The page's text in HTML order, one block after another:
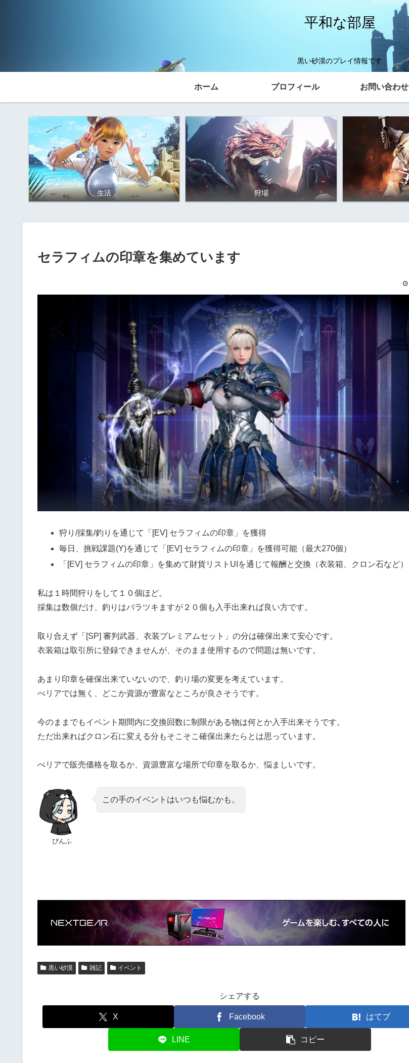
平和な部屋
黒い砂漠のプレイ情報です
ホーム プロフィール お問い合わせ
生活 狩場
セラフィムの印章を集めています
狩り/採集/釣りを通じて「[EV] セラフィムの印章」を獲得
毎日、挑戦課題(Y)を通じて「[EV] セラフィムの印章」を獲得可能（最大270個）
「[EV] セラフィムの印章」を集めて財貨リストUIを通じて報酬と交換（衣装箱、クロン石など）
私は１時間狩りをして１０個ほど。
採集は数個だけ、釣りはバラツキますが２０個も入手出来れば良い方です。
取り合えず「[SP] 審判武器、衣装プレミアムセット」の分は確保出来て安心です。
衣装箱は取引所に登録できませんが、そのまま使用するので問題は無いです。
あまり印章を確保出来ていないので、釣り場の変更を考えています。
べリアでは無く、どこか資源が豊富なところが良さそうです。
今のままでもイベント期間内に交換回数に制限がある物は何とか入手出来そうです。
ただ出来ればクロン石に変える分もそこそこ確保出来たらとは思っています。
べリアで販売価格を取るか、資源豊富な場所で印章を取るか、悩ましいです。
ぴんふ
この手のイベントはいつも悩むかも。
黒い砂漠 雑記 イベント
シェアする
X Facebook はてブ
LINE コピー